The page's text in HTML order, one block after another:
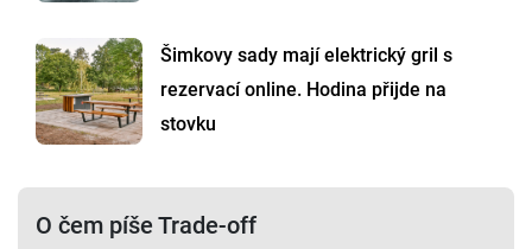
Šimkovy sady mají elektrický gril s
rezervací online. Hodina přijde na
stovku
O čem píše Trade-off